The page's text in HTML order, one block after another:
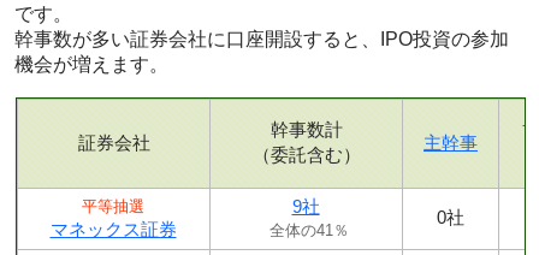
です。
幹事数が多い証券会社に口座開設すると、IPO投資の参加
機会が増えます。
証券会社
幹事数計
（委託含む）
主幹事
平等抽選
マネックス証券
9社
全体の41％
0社